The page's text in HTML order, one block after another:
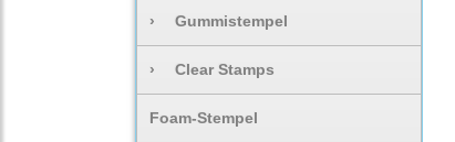
› Gummistempel
› Clear Stamps
Foam-Stempel